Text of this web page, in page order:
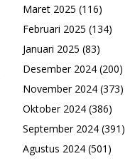
Maret 2025 (116)
Februari 2025 (134)
Januari 2025 (83)
Desember 2024 (200)
November 2024 (373)
Oktober 2024 (386)
September 2024 (391)
Agustus 2024 (501)